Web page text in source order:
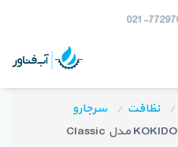
نظافت
سرجارو